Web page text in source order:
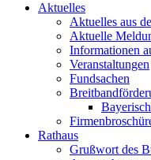
Aktuelles
Aktuelles aus
Aktuelle
Informationen
Veranstaltungen
Fundsachen
Rathaus
Grußwort des